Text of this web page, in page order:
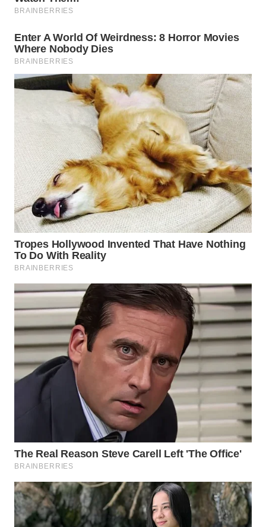
WN
WN
BEKASI
WN
DEPOK
WN
TAPANULI
UTARA
SAMOSIR
WN
PADANG
LAWAS
SUMEDANG
WN
KEPULAUAN
SERIBU
WN
TANGERANG